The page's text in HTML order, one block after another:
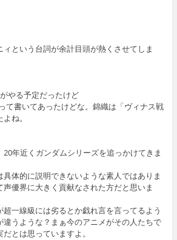
という台詞が余計目頭が熱くさせてしま
やる予定だったけど
て書いてあったけどな。錦織は「ヴィナス戦
ね。
年近くガンダムシリーズを追っかけてきま
体的に説明できないような素人ではありま
優界に大きく貢献なされた方だと思いま
一線級には劣るとか戯れ言を言ってるよう
うような？まぁ今のアニメがその人たちで
とは思っていますよ。